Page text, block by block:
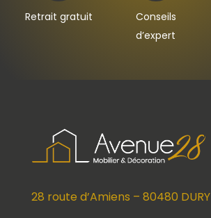
Retrait gratuit
Conseils
d’expert
28 route d’Amiens – 80480 DURY